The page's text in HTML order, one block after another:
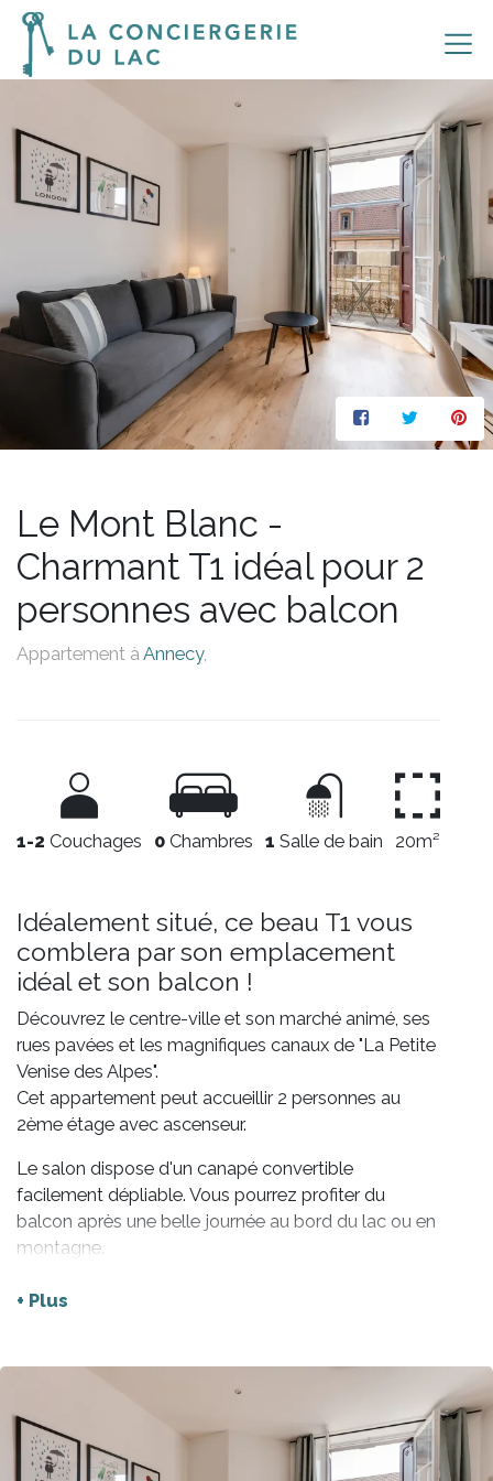
Le Mont Blanc -
Charmant T1 idéal pour 2
personnes avec balcon
Appartement àAnnecy,
1-2 Couchages 0 Chambres 1 Salle de bain 20m²
Idéalement situé, ce beau T1 vous
comblera par son emplacement
idéal et son balcon !
Découvrez le centre-ville et son marché animé, ses
rues pavées et les magnifiques canaux de "La Petite
Venise des Alpes".
Cet appartement peut accueillir 2 personnes au
2ème étage avec ascenseur.
Le salon dispose d'un canapé convertible
facilement dépliable. Vous pourrez profiter du
balcon après une belle journée au bord du lac ou en
montagne.
nécessaires pour passer un bon séjour tels qu'une
Le linge de maison sera fourni pour votre séjour,
draps, serviettes et torchon de cuisine.
Nombreux restaurants et commerces accessibles à
+ Plus